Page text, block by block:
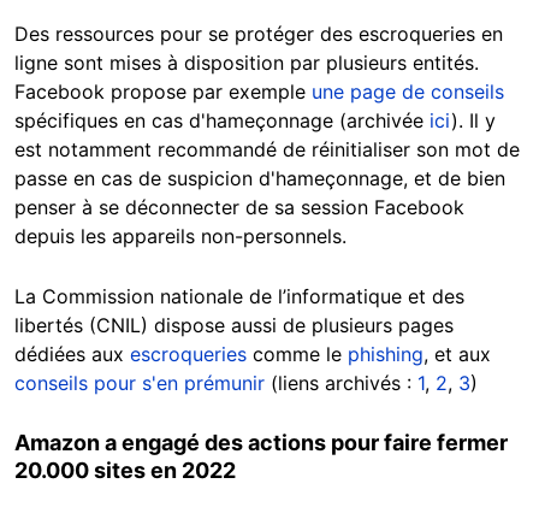
Des ressources pour se protéger des escroqueries en
ligne sont mises à disposition par plusieurs entités.
Facebook propose par exemple une page de conseils
spécifiques en cas d'hameçonnage (archivée ici). Il y
est notamment recommandé de réinitialiser son mot de
passe en cas de suspicion d'hameçonnage, et de bien
penser à se déconnecter de sa session Facebook
depuis les appareils non-personnels.
La Commission nationale de l’informatique et des
libertés (CNIL) dispose aussi de plusieurs pages
dédiées aux escroqueries comme le phishing, et aux
conseils pour s'en prémunir (liens archivés : 1, 2, 3)
Amazon a engagé des actions pour faire fermer
20.000 sites en 2022